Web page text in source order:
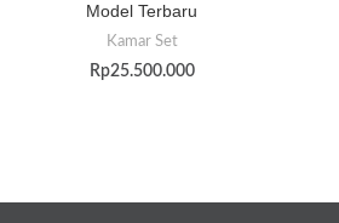
Model Terbaru
Kamar Set
Rp25.500.000